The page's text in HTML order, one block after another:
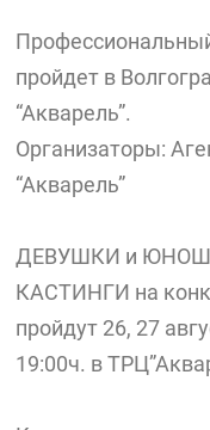
пройдет в
“Акварель”.
Организаторы:
“Акварель”
ДЕВУШКИ и
КАСТИНГИ на
пройдут 26, 27
19:00ч. в